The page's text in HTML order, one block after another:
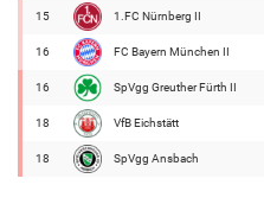
15 1.FC Nürnberg II
16 FC Bayern München II
16 SpVgg Greuther Fürth II
18 VfB Eichstätt
18 SpVgg Ansbach